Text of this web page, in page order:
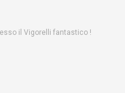
il Vigorelli fantastico !